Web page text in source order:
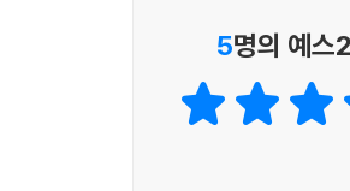
5명의 예스